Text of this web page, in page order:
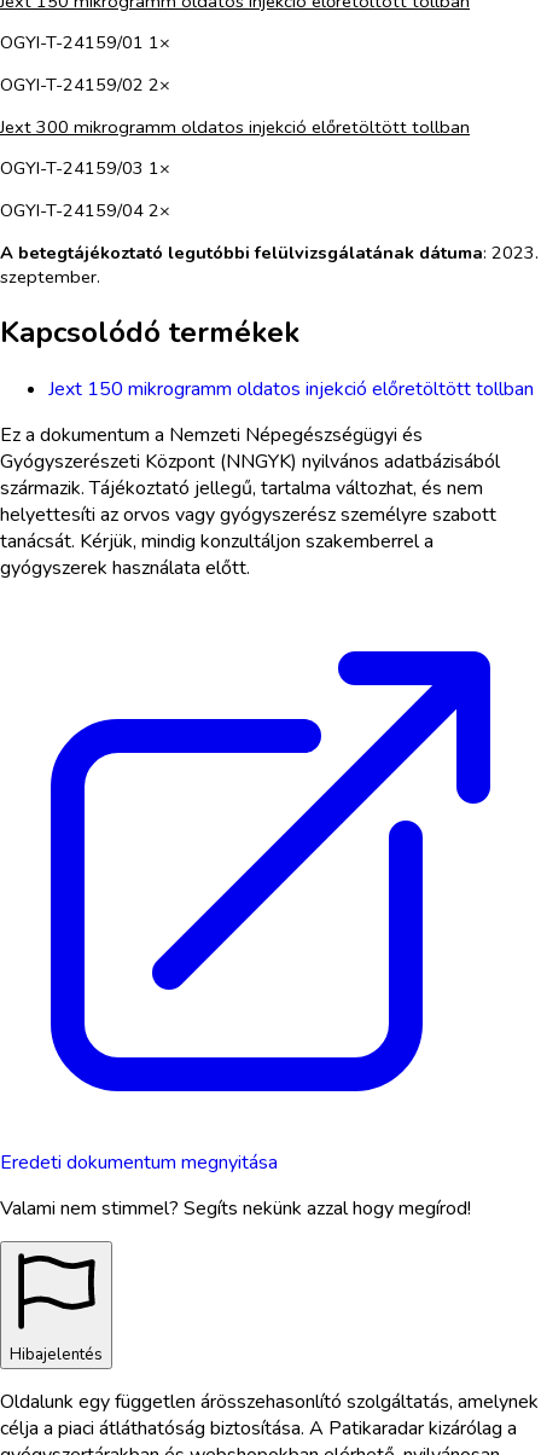
OGYI-T-24159/01 1×
OGYI-T-24159/02 2×
Jext 300 mikrogramm oldatos injekció előretöltött tollban
OGYI-T-24159/03 1×
OGYI-T-24159/04 2×
A betegtájékoztató legutóbbi felülvizsgálatának dátuma: 2023.
szeptember.
Kapcsolódó termékek
Jext 150 mikrogramm oldatos injekció előretöltött tollban
Ez a dokumentum a Nemzeti Népegészségügyi és
Gyógyszerészeti Központ (NNGYK) nyilvános adatbázisából
származik. Tájékoztató jellegű, tartalma változhat, és nem
helyettesíti az orvos vagy gyógyszerész személyre szabott
tanácsát. Kérjük, mindig konzultáljon szakemberrel a
gyógyszerek használata előtt.
Eredeti dokumentum megnyitása
Valami nem stimmel? Segíts nekünk azzal hogy megírod!
Hibajelentés
Oldalunk egy független árösszehasonlító szolgáltatás, amelynek
célja a piaci átláthatóság biztosítása. A Patikaradar kizárólag a